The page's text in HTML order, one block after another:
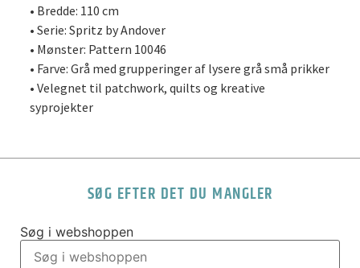
• Bredde: 110 cm
• Serie: Spritz by Andover
• Mønster: Pattern 10046
• Farve: Grå med grupperinger af lysere grå små prikker
• Velegnet til patchwork, quilts og kreative
syprojekter
SØG EFTER DET DU MANGLER
Søg i webshoppen